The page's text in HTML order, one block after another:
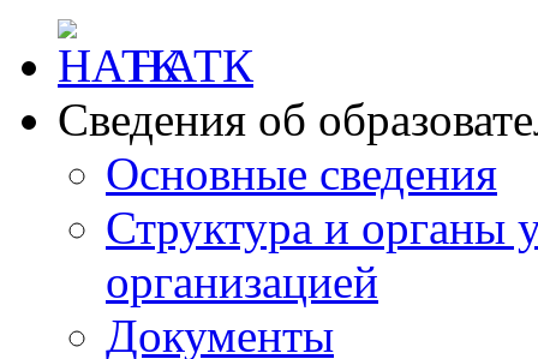
НАТК
Сведения об
Основные сведения
Структура и органы
организацией
Документы